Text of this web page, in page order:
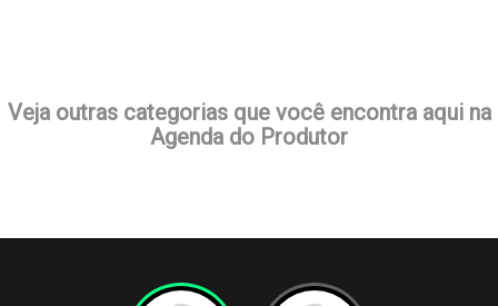
Veja outras categorias que você encontra aqui na
Agenda do Produtor